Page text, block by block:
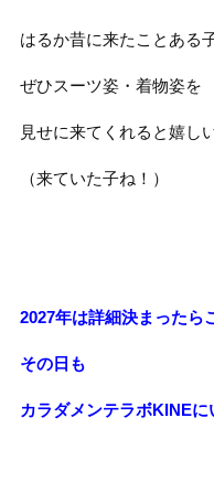
はるか昔に来たことある
ぜひスーツ姿・着物姿を
見せに来てくれると嬉し
（来ていた子ね！）
2027年は詳細決まったら
その日も
カラダメンテラボKINEに